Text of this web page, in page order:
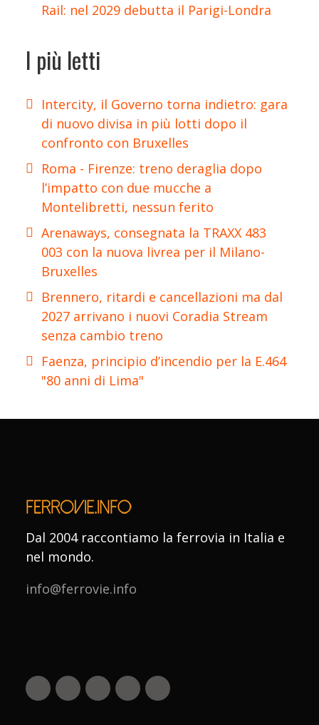
Rail: nel 2029 debutta il Parigi-Londra
I più letti
Intercity, il Governo torna indietro: gara
di nuovo divisa in più lotti dopo il
confronto con Bruxelles
Roma - Firenze: treno deraglia dopo
l’impatto con due mucche a
Montelibretti, nessun ferito
Arenaways, consegnata la TRAXX 483
003 con la nuova livrea per il Milano-
Bruxelles
Brennero, ritardi e cancellazioni ma dal
2027 arrivano i nuovi Coradia Stream
senza cambio treno
Faenza, principio d’incendio per la E.464
"80 anni di Lima"
Dal 2004 raccontiamo la ferrovia in Italia e
nel mondo.
info@ferrovie.info